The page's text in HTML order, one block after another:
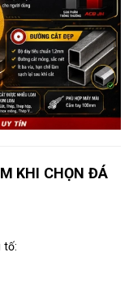
KHI CHỌN ĐÁ
tố: